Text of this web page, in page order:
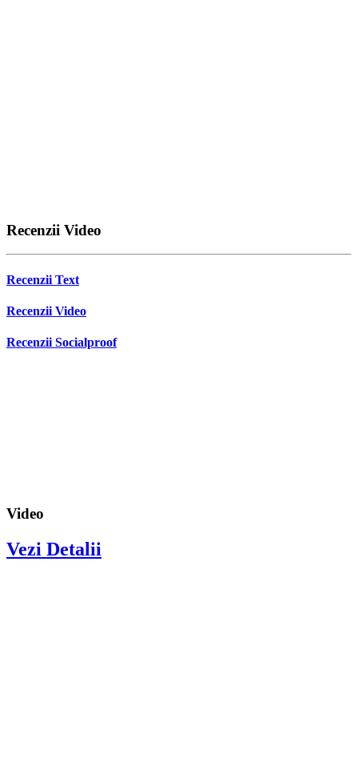
Recenzii Video
Recenzii Text
Recenzii Video
Recenzii Socialproof
Video
Vezi Detalii